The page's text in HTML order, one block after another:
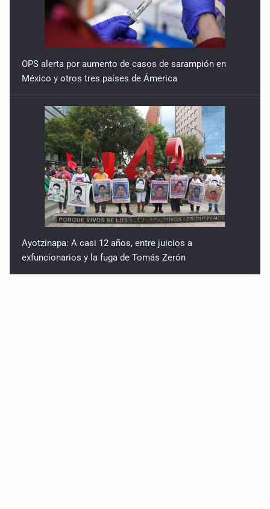
OPS alerta por aumento de casos de sarampión en
México y otros tres países de Ámerica
Ayotzinapa: A casi 12 años, entre juicios a
exfuncionarios y la fuga de Tomás Zerón